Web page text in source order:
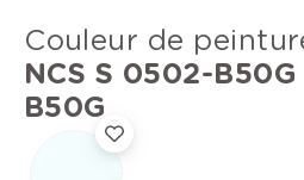
Couleur de
NCS S 0502-B50G
B50G